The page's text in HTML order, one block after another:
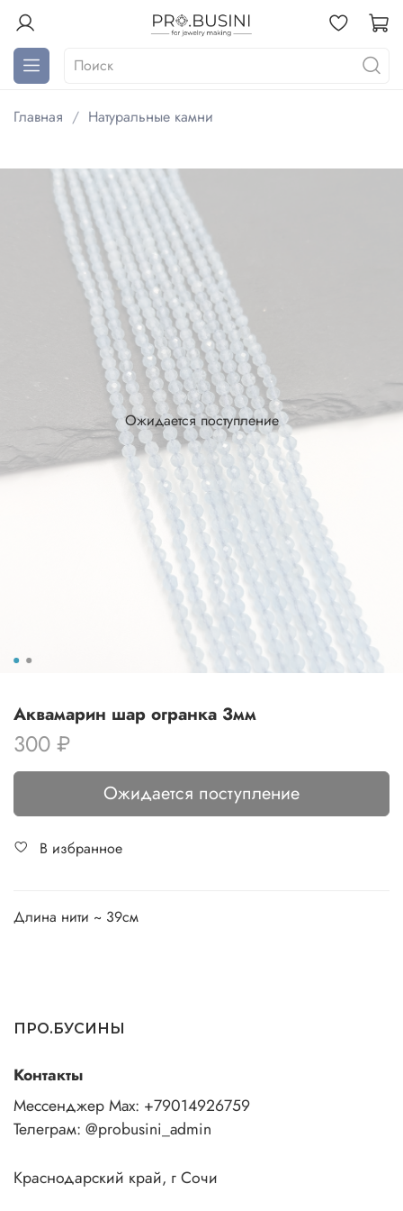
Главная Натуральные камни
Ожидается поступление
Аквамарин шар огранка 3мм
300 ₽
Ожидается поступление
В избранное
Длина нити ~ 39см
ПРО.БУСИНЫ
Контакты
Мессенджер Max: +79014926759
Телеграм: @probusini_admin
Краснодарский край, г Сочи